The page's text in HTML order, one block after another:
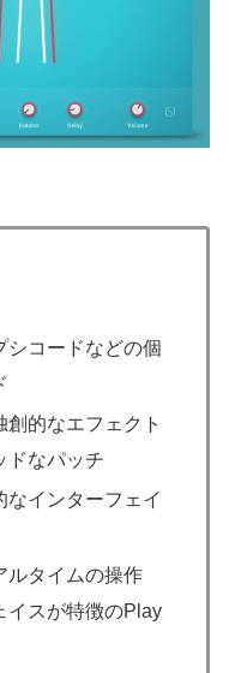
シコードなどの個
的なエフェクト
ドなパッチ
なインターフェイ
ルタイムの操作
イスが特徴のPlay